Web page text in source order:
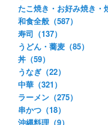
たこ焼き・お好み焼き・
和食全般（587）
寿司（137）
うどん・蕎麦（85）
丼（59）
うなぎ（22）
中華（321）
ラーメン（275）
串かつ（18）
沖縄料理（9）